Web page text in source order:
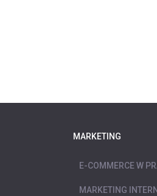
MARKETING
E-COMMERCE W
MARKETING